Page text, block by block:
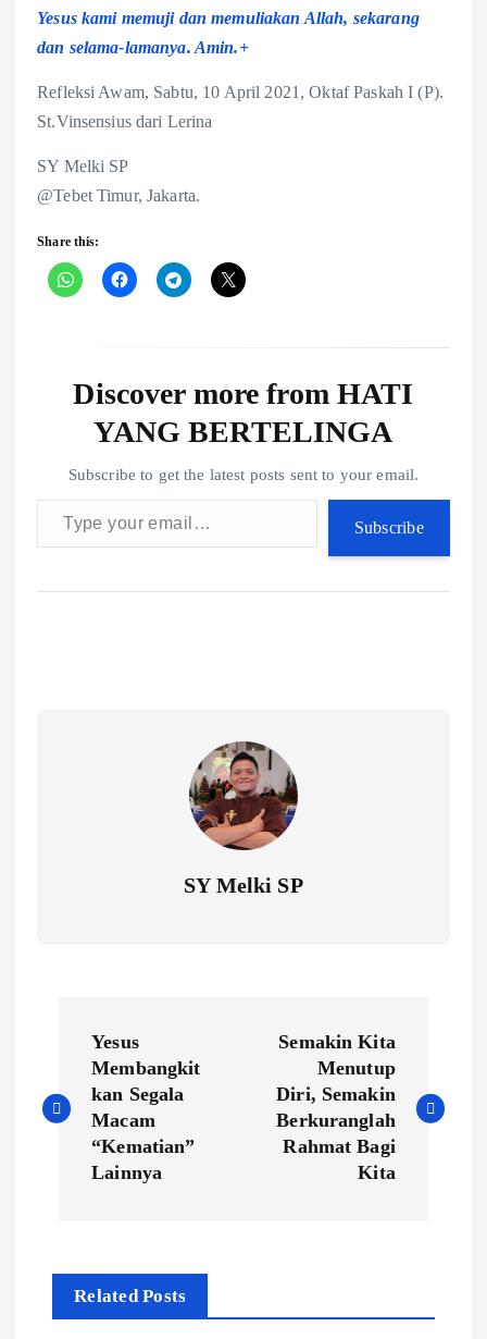
Yesus kami memuji dan memuliakan Allah, sekarang
dan selama-lamanya. Amin.+
Refleksi Awam, Sabtu, 10 April 2021, Oktaf Paskah I (P).
St.Vinsensius dari Lerina
SY Melki SP
@Tebet Timur, Jakarta.
Share this:
Discover more from HATI
YANG BERTELINGA
Subscribe to get the latest posts sent to your email.
Type your email…
Subscribe
SY Melki SP
s
v
Yesus
Membangkit
kan Segala
Macam
“Kematian”
Lainnya
Semakin Kita
Menutup
Diri, Semakin
Berkuranglah
Rahmat Bagi
Kita
Related Posts